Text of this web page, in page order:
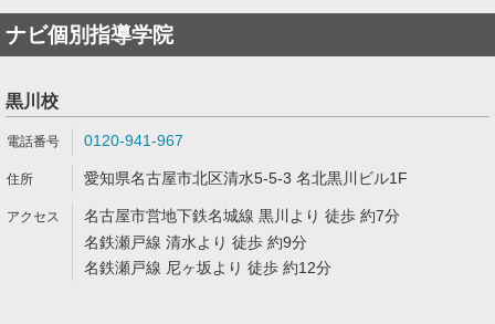
ナビ個別指導学院
黒川校
0120-941-967
愛知県名古屋市北区清水5-5-3 名北黒川ビル1F
名古屋市営地下鉄名城線 黒川より 徒歩 約7分
名鉄瀬戸線 清水より 徒歩 約9分
名鉄瀬戸線 尼ヶ坂より 徒歩 約12分